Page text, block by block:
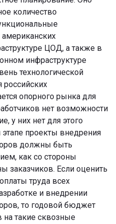
количество
ЦОД, а также в
инфраструктуре
технологической
российских
опорного рынка для
нет возможности
у них нет для этого
проекты внедрения
должны быть
как со стороны
заказчиков. Если оценить
труда всех
и внедрении
то годовой бюджет
на такие сквозные